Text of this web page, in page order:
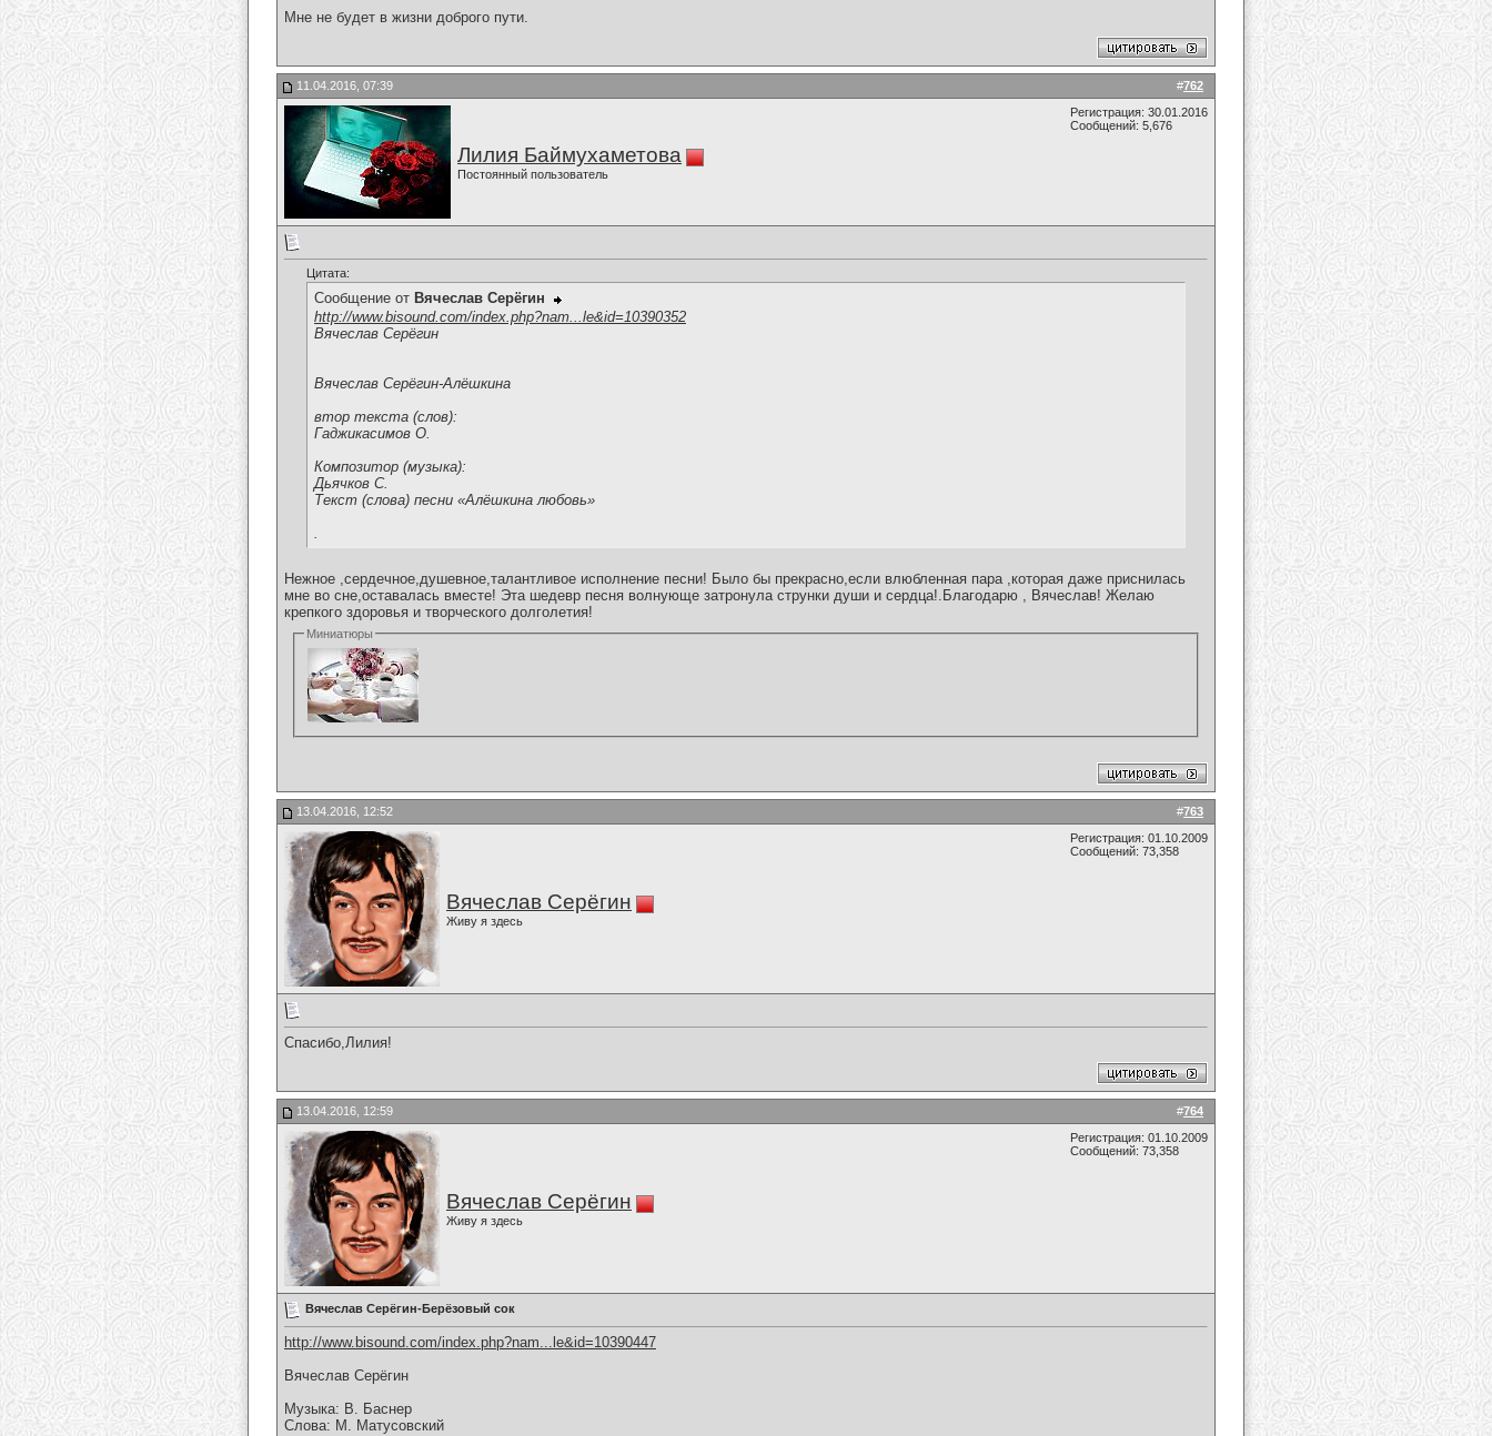
Мне не будет в жизни доброго пути.
#762
11.04.2016, 07:39
Лилия Баймухаметова
Постоянный пользователь
Регистрация: 30.01.2016
Сообщений: 5,676
Цитата:
Сообщение от Вячеслав Серёгин
http://www.bisound.com/index.php?nam...le&id=10390352
Вячеслав Серёгин
Вячеслав Серёгин-Алёшкина
втор текста (слов):
Гаджикасимов О.
Композитор (музыка):
Дьячков С.
Текст (слова) песни «Алёшкина любовь»
Нежное ,сердечное,душевное,талантливое исполнение песни! Было бы прекрасно,если влюбленная пара ,которая даже приснилась
мне во сне,оставалась вместе! Эта шедевр песня волнующе затронула струнки души и сердца!.Благодарю , Вячеслав! Желаю
крепкого здоровья и творческого долголетия!
Миниатюры
#763
13.04.2016, 12:52
Вячеслав Серёгин
Живу я здесь
Регистрация: 01.10.2009
Сообщений: 73,358
Спасибо,Лилия!
#764
13.04.2016, 12:59
Вячеслав Серёгин
Живу я здесь
Регистрация: 01.10.2009
Сообщений: 73,358
Вячеслав Серёгин-Берёзовый сок
http://www.bisound.com/index.php?nam...le&id=10390447
Вячеслав Серёгин
Музыка: В. Баснер
Слова: М. Матусовский